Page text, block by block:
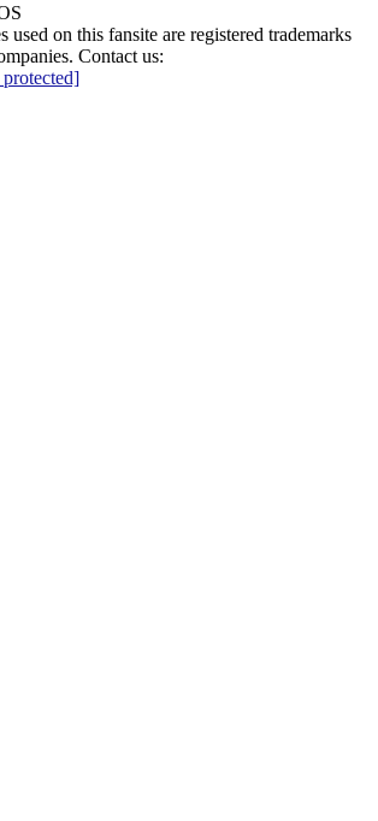
used on this fansite are registered trademarks
Contact us: